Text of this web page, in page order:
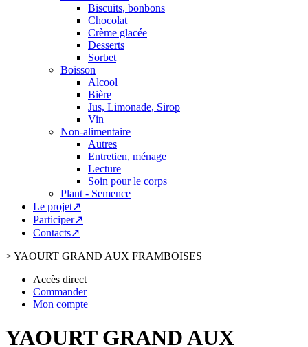
Biscuits, bonbons
Chocolat
Crème glacée
Desserts
Sorbet
Boisson
Alcool
Bière
Jus, Limonade, Sirop
Vin
Non-alimentaire
Autres
Entretien, ménage
Lecture
Soin pour le corps
Plant - Semence
Le projet↗
Participer↗
Contacts↗
>YAOURT GRAND AUX FRAMBOISES
Accès direct
Commander
Mon compte
YAOURT GRAND AUX